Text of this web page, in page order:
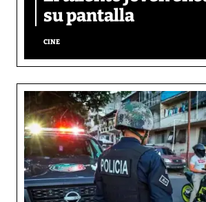
su pantalla​
CINE